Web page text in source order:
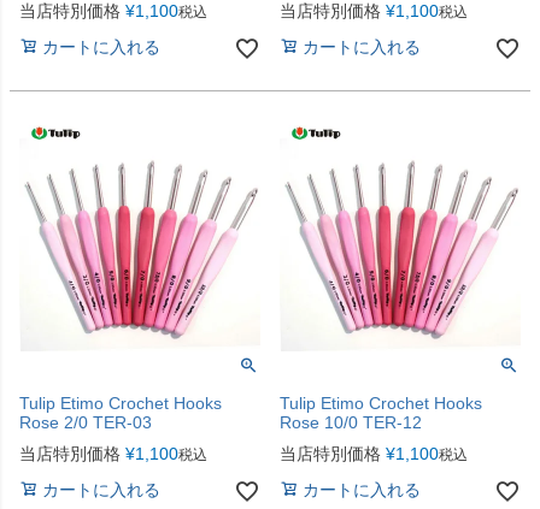
当店特別価格 ¥1,100税込
カートに入れる
当店特別価格 ¥1,100税込
カートに入れる
Tulip Etimo Crochet Hooks
Rose 2/0 TER-03
当店特別価格 ¥1,100税込
カートに入れる
Tulip Etimo Crochet Hooks
Rose 10/0 TER-12
当店特別価格 ¥1,100税込
カートに入れる